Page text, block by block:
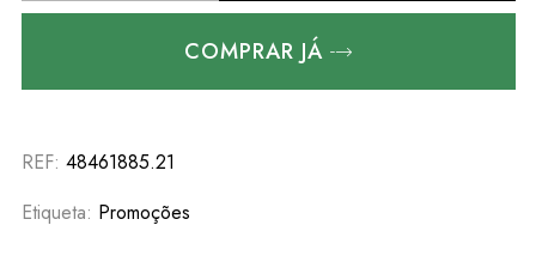
COMPRAR JÁ
REF: 48461885.21
Etiqueta: Promoções